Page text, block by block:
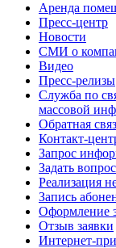
Аренда
Пресс-центр
Новости
СМИ о
Видео
Пресс-релизы
Служба по
массовой
Обратная
Контакт-
Запрос
Задать вопрос
Реализация
Запись
Оформление
Отзыв заявки
Интернет-